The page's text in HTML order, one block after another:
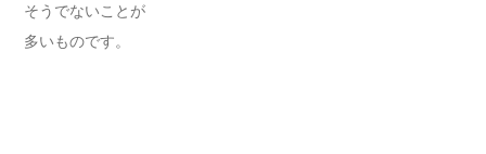
そうでないことが
多いものです。